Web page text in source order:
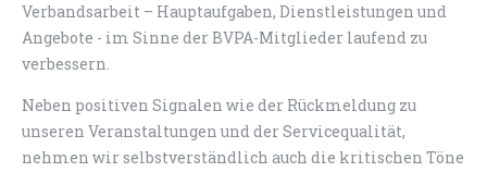
Verbandsarbeit – Hauptaufgaben, Dienstleistungen und
Angebote - im Sinne der BVPA-Mitglieder laufend zu
verbessern.
Neben positiven Signalen wie der Rückmeldung zu
unseren Veranstaltungen und der Servicequalität,
nehmen wir selbstverständlich auch die kritischen Töne